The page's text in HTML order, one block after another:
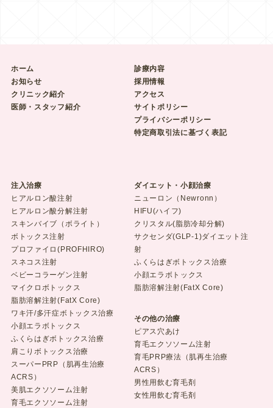
ホーム
お知らせ
クリニック紹介
医師・スタッフ紹介
診療内容
採用情報
アクセス
サイトポリシー
プライバシーポリシー
特定商取引法に基づく表記
注入治療
ヒアルロン酸注射
ヒアルロン酸分解注射
スキンバイブ（ボライト）
ボトックス注射
プロファイロ(PROFHIRO)
スネコス注射
ベビーコラーゲン注射
マイクロボトックス
脂肪溶解注射(FatX Core)
ワキ汗/多汗症ボトックス治療
小顔エラボトックス
ふくらはぎボトックス治療
肩こりボトックス治療
スーパーPRP（肌再生治療
ACRS）
美肌エクソソーム注射
育毛エクソソーム注射
ダイエット・小顔治療
ニューロン（Newronn）
HIFU(ハイフ)
クリスタル(脂肪冷却分解)
サクセンダ(GLP-1)ダイエット注
射
ふくらはぎボトックス治療
小顔エラボトックス
脂肪溶解注射(FatX Core)
その他の治療
ピアス穴あけ
育毛エクソソーム注射
育毛PRP療法（肌再生治療
ACRS）
男性用飲む育毛剤
女性用飲む育毛剤